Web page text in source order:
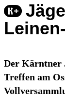
Der Kärntner
Treffen am